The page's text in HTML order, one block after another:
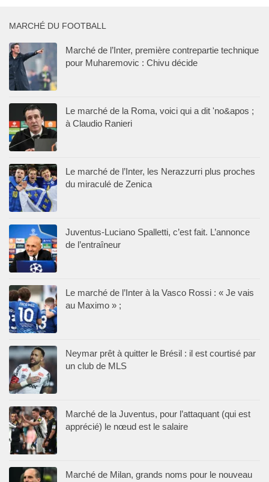
MARCHÉ DU FOOTBALL
Marché de l’Inter, première contrepartie technique
pour Muharemovic : Chivu décide
Le marché de la Roma, voici qui a dit 'no&apos ;
à Claudio Ranieri
Le marché de l’Inter, les Nerazzurri plus proches
du miraculé de Zenica
Juventus-Luciano Spalletti, c’est fait. L’annonce
de l’entraîneur
Le marché de l’Inter à la Vasco Rossi : « Je vais
au Maximo » ;
Neymar prêt à quitter le Brésil : il est courtisé par
un club de MLS
Marché de la Juventus, pour l’attaquant (qui est
apprécié) le nœud est le salaire
Marché de Milan, grands noms pour le nouveau